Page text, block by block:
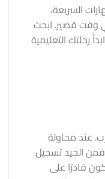
السريعة،
وقت قصير. ابحث
رحلتك التعليمية
عند محاولة
الجيد تسجيل
قادرًا على